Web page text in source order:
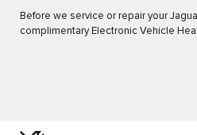
Before we service or repair your
complimentary Electronic Vehicle